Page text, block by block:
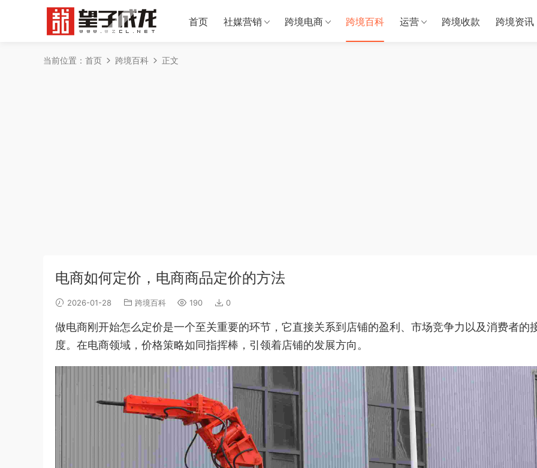
首页 社媒营销 跨境电商 跨境百科 运营 跨境收款 跨境资讯
当前位置： 首页 跨境百科 正文
电商如何定价，电商商品定价的方法
2026-01-28 跨境百科 190 0
做电商刚开始怎么定价是一个至关重要的环节，它直接关系到店铺的盈利、市场竞争力以及消费者的
度。在电商领域，价格策略如同指挥棒，引领着店铺的发展方向。